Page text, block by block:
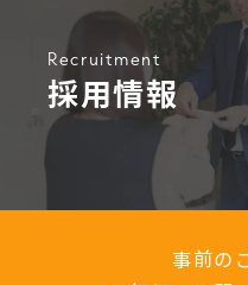
Recruitment
採用情報
事前の